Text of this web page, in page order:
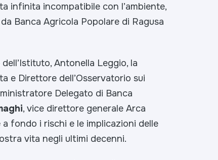
infinita incompatibile con l’ambiente,
Banca Agricola Popolare di Ragusa
Antonella Leggio, la
e Direttore dell’Osservatorio sui
Delegato di Banca
, vice direttore generale Arca
fondo i rischi e le implicazioni delle
vita negli ultimi decenni.